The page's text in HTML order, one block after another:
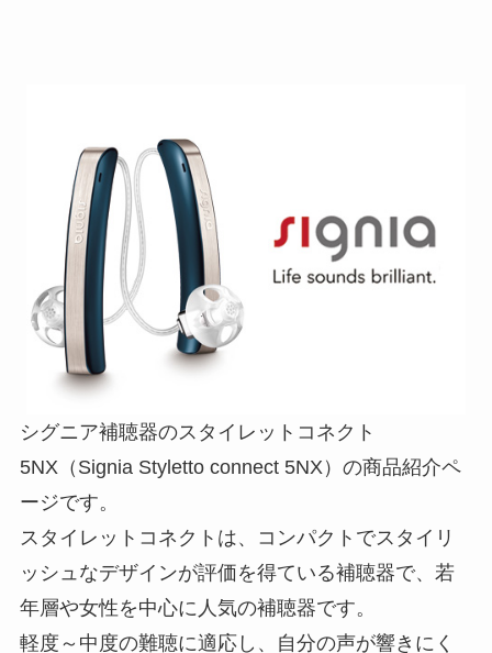
シグニア補聴器のスタイレットコネクト
5NX（Signia Styletto connect 5NX）の商品紹介ペ
ージです。
スタイレットコネクトは、コンパクトでスタイリ
ッシュなデザインが評価を得ている補聴器で、若
年層や女性を中心に人気の補聴器です。
軽度～中度の難聴に適応し、自分の声が響きにく